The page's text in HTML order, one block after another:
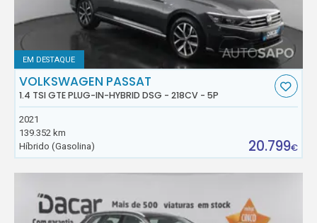
EM DESTAQUE
VOLKSWAGEN PASSAT
1.4 TSI GTE PLUG-IN-HYBRID DSG - 218CV - 5P
2021
139.352 km
Híbrido (Gasolina)
20.799€